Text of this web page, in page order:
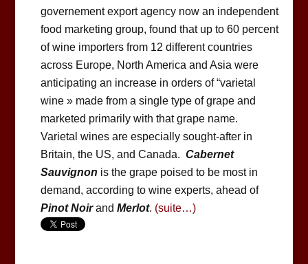
governement export agency now an independent
food marketing group, found that up to 60 percent
of wine importers from 12 different countries
across Europe, North America and Asia were
anticipating an increase in orders of “varietal
wine » made from a single type of grape and
marketed primarily with that grape name.
Varietal wines are especially sought-after in
Britain, the US, and Canada. Cabernet
Sauvignon is the grape poised to be most in
demand, according to wine experts, ahead of
Pinot Noirand Merlot. (suite…)